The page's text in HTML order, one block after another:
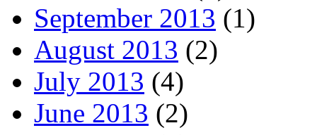
September 2013 (1)
August 2013 (2)
July 2013 (4)
June 2013 (2)